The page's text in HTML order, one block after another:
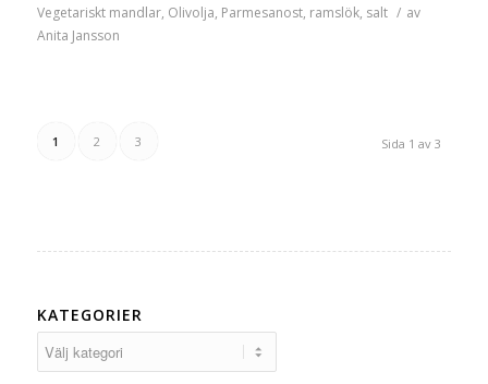
Vegetariskt mandlar, Olivolja, Parmesanost, ramslök, salt / av
Anita Jansson
Sida 1 av 3
1 2 3
KATEGORIER